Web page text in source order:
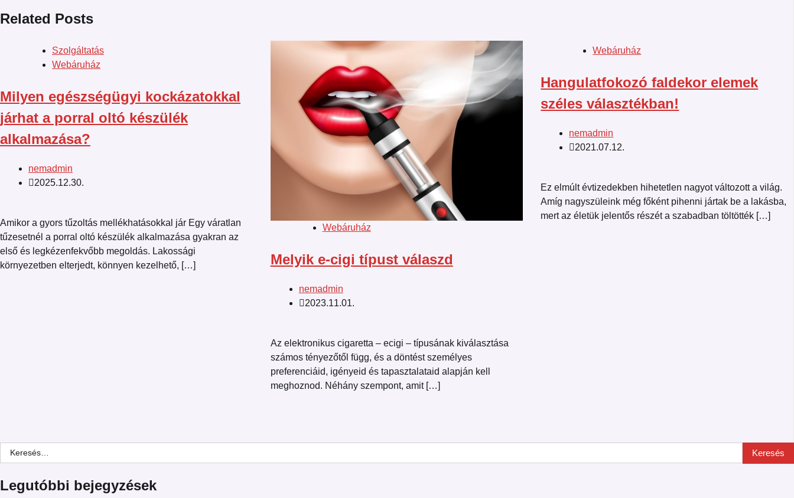
Related Posts
Szolgáltatás
Webáruház
Milyen egészségügyi kockázatokkal
járhat a porral oltó készülék
alkalmazása?
nemadmin
2025.12.30.
Amikor a gyors tűzoltás mellékhatásokkal jár Egy váratlan
tűzesetnél a porral oltó készülék alkalmazása gyakran az
első és legkézenfekvőbb megoldás. Lakossági
környezetben elterjedt, könnyen kezelhető, […]
Webáruház
Melyik e-cigi típust válaszd
nemadmin
2023.11.01.
Az elektronikus cigaretta – ecigi – típusának kiválasztása
számos tényezőtől függ, és a döntést személyes
preferenciáid, igényeid és tapasztalataid alapján kell
meghoznod. Néhány szempont, amit […]
Webáruház
Hangulatfokozó faldekor elemek
széles választékban!
nemadmin
2021.07.12.
Ez elmúlt évtizedekben hihetetlen nagyot változott a világ.
Amíg nagyszüleink még főként pihenni jártak be a lakásba,
mert az életük jelentős részét a szabadban töltötték […]
Keresés:
Legutóbbi bejegyzések